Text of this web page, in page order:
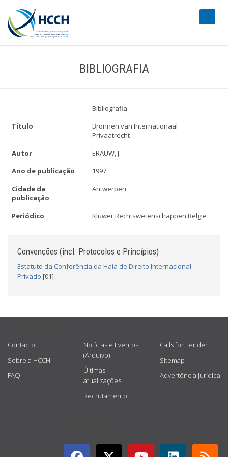
BIBLIOGRAFIA
Bibliografia
Título
Bronnen van Internationaal
Privaatrecht
Autor
ERAUW, J.
Ano de publicação
1997
Cidade da
publicação
Antwerpen
Periódico Kluwer Rechtswetenschappen België
Convenções (incl. Protocolos e Princípios)
Estatuto da Conferência da Haia de Direito Internacional
Privado [01]
Contacto
Sobre a HCCH
FAQ
Notícias e Eventos
(Arquivo)
Últimas
atualizações
Recrutamento
Calls for Tender
Sitemap
Advertência jurídica